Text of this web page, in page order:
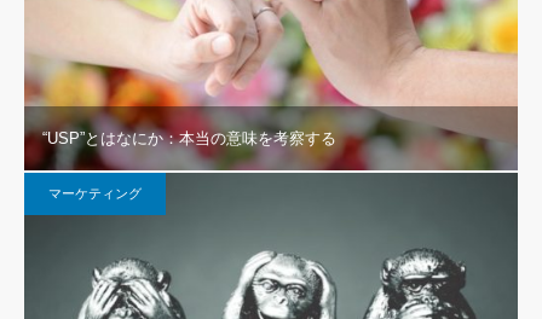
“USP”とはなにか：本当の意味を考察する
マーケティング